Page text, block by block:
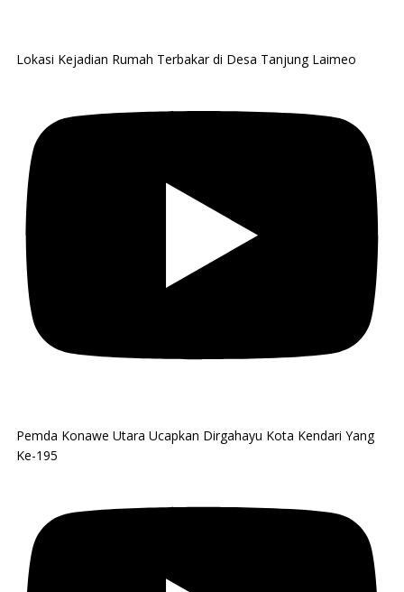
Lokasi Kejadian Rumah Terbakar di Desa Tanjung Laimeo
Pemda Konawe Utara Ucapkan Dirgahayu Kota Kendari Yang
Ke-195